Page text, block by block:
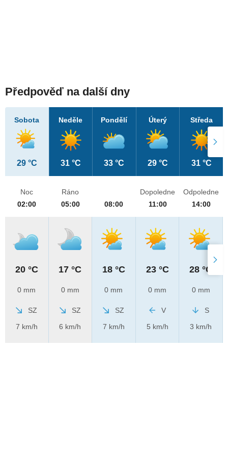
Předpověď na další dny
Sobota
29 °C
Neděle
31 °C
Pondělí
33 °C
Úterý
29 °C
Středa
31 °C
Noc
02:00
20 °C
0 mm
SZ
7 km/h
Ráno
05:00
17 °C
0 mm
SZ
6 km/h
08:00
18 °C
0 mm
SZ
7 km/h
Dopoledne
11:00
23 °C
0 mm
V
5 km/h
Odpoledne
14:00
28 °C
0 mm
S
3 km/h